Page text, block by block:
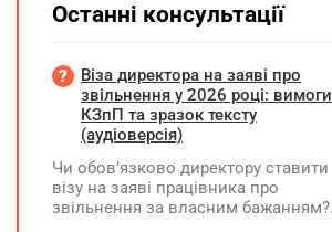
Останні консультації
Віза директора на заяві про
звільнення у 2026 році: вимоги
КЗпП та зразок тексту
(аудіоверсія)
Чи обов’язково директору ставити
візу на заяві працівника про
звільнення за власним бажанням?